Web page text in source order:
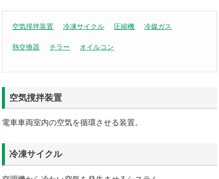
空気撹拌装置 冷凍サイクル 圧縮機 冷媒ガス
熱交換器 チラー オイルコン
空気撹拌装置
電車車両室内の空気を循環させる装置。
冷凍サイクル